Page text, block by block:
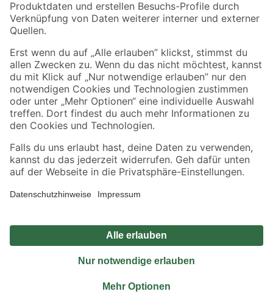
Sicher einkaufen
Jetzt die toom-App herunterladen
Alle Preisangaben in EUR inkl. gesetzl. MwSt.. Die dargestellten Angebote sind unter
Umständen nicht in allen Märkten verfügbar. Die angegebenen Verfügbarkeiten beziehen
Produkte nur solange der Vorrat reicht.
*Paketversand ab 59 € versandkostenfrei, gilt nicht für Artikel mit Speditionsversand, hier
Privatsphäre Impressum
Nutzungsbedingungen
Widerrufsrecht
Vertrag widerrufen
© 2026 toom Baumarkt GmbH